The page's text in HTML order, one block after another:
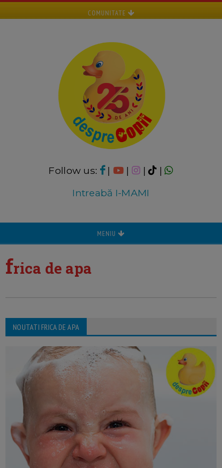
COMUNITATE
Follow us: | | |
|
Intreabă I-MAMI
MENIU
frica de apa
NOUTATI FRICA DE APA